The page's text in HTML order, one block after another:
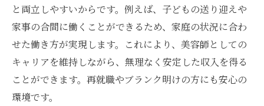
と両立しやすいからです。例えば、子どもの送り迎えや
家事の合間に働くことができるため、家庭の状況に合わ
せた働き方が実現します。これにより、美容師としての
キャリアを維持しながら、無理なく安定した収入を得る
ことができます。再就職やブランク明けの方にも安心の
環境です。